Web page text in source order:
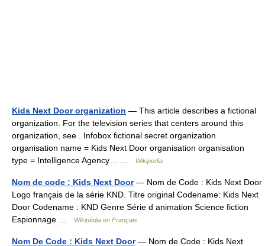
Kids Next Door organization — This article describes a fictional
organization. For the television series that centers around this
organization, see . Infobox fictional secret organization
organisation name = Kids Next Door organisation organisation
type = Intelligence Agency… …
Wikipedia
Nom de code : Kids Next Door— Nom de Code : Kids Next Door
Logo français de la série KND. Titre original Codename: Kids Next
Door Codename : KND Genre Série d animation Science fiction
Espionnage …
Wikipédia en Français
Nom De Code : Kids Next Door— Nom de Code : Kids Next